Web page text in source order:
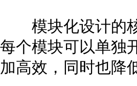
模块化设计的核
每个模块可以单独
加高效，同时也降